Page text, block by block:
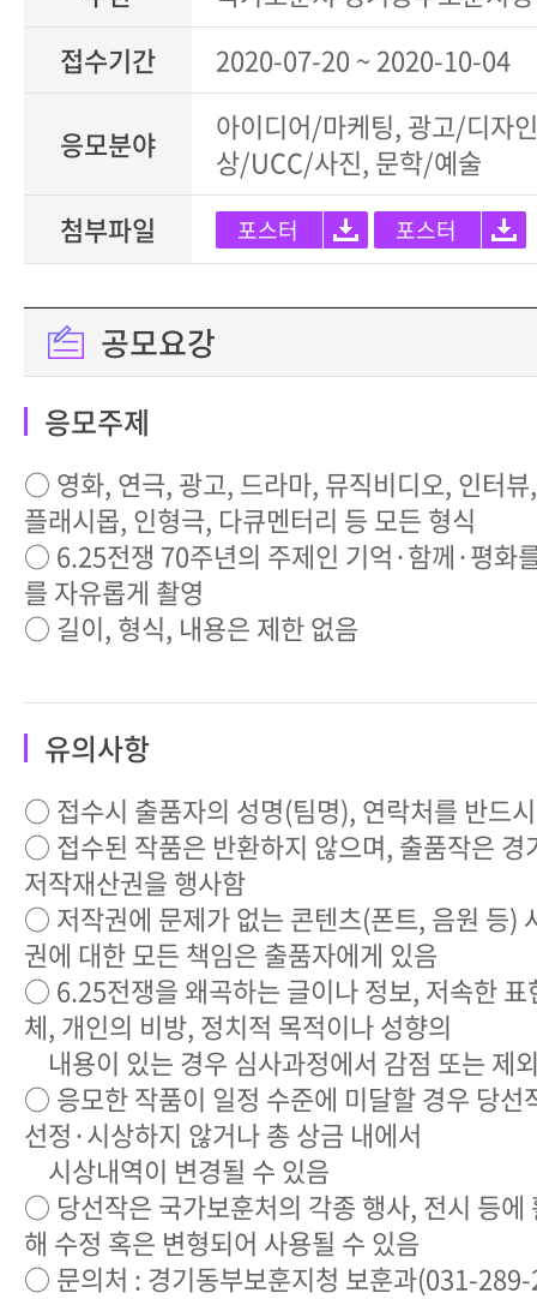
접수기간
2020-07-20 ~ 2020-10-04
응모분야
아이디어/마케팅, 광고/디자
상/UCC/사진, 문학/예술
첨부파일
포스터 포스터
공모요강
응모주제
○ 영화, 연극, 광고, 드라마, 뮤직비디오, 인터
플래시몹, 인형극, 다큐멘터리 등 모든 형식
○ 6.25전쟁 70주년의 주제인 기억·함께·평화
를 자유롭게 촬영
○ 길이, 형식, 내용은 제한 없음
유의사항
○ 접수시 출품자의 성명(팀명), 연락처를 반드
○ 접수된 작품은 반환하지 않으며, 출품작은 경
저작재산권을 행사함
○ 저작권에 문제가 없는 콘텐츠(폰트, 음원 등)
권에 대한 모든 책임은 출품자에게 있음
○ 6.25전쟁을 왜곡하는 글이나 정보, 저속한 표
체, 개인의 비방, 정치적 목적이나 성향의
내용이 있는 경우 심사과정에서 감점 또는 제
○ 응모한 작품이 일정 수준에 미달할 경우 당선
선정·시상하지 않거나 총 상금 내에서
시상내역이 변경될 수 있음
○ 당선작은 국가보훈처의 각종 행사, 전시 등에
해 수정 혹은 변형되어 사용될 수 있음
○ 문의처 : 경기동부보훈지청 보훈과(031-